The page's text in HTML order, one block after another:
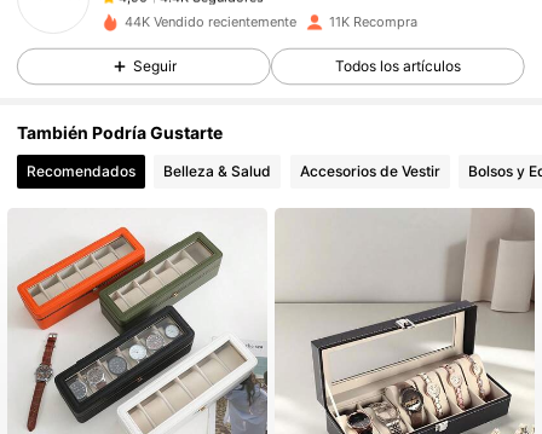
c***s
Hace 1 día
4,90 4.4K Seguidores
4,90
4,90 4.4K Seguidores
4,90 4.4K Seguidores
4,90 4.4K Seguidores
44K Vendido recientemente 11K Recompra
Seguir Todos los artículos
También Podría Gustarte
Recomendados Belleza & Salud Accesorios de Vestir Bolsos y